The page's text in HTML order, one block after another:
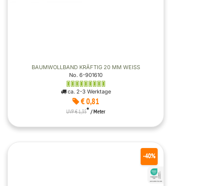
BAUMWOLLBAND KRÄFTIG 20 MM WEISS
No. 6-901610
ca. 2-3 Werktage
€ 0,81
UVP € 1,35* / Meter
-40%